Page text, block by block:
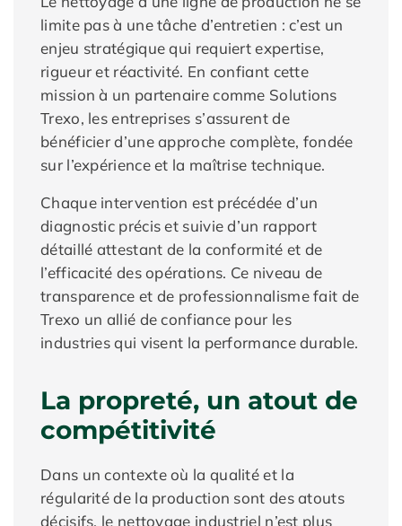
limite pas à une tâche d’entretien : c’est un
enjeu stratégique qui requiert expertise,
rigueur et réactivité. En confiant cette
mission à un partenaire comme Solutions
Trexo, les entreprises s’assurent de
bénéficier d’une approche complète, fondée
sur l’expérience et la maîtrise technique.
Chaque intervention est précédée d’un
diagnostic précis et suivie d’un rapport
détaillé attestant de la conformité et de
l’efficacité des opérations. Ce niveau de
transparence et de professionnalisme fait de
Trexo un allié de confiance pour les
industries qui visent la performance durable.
La propreté, un atout de
compétitivité
Dans un contexte où la qualité et la
régularité de la production sont des atouts
décisifs, le nettoyage industriel n’est plus